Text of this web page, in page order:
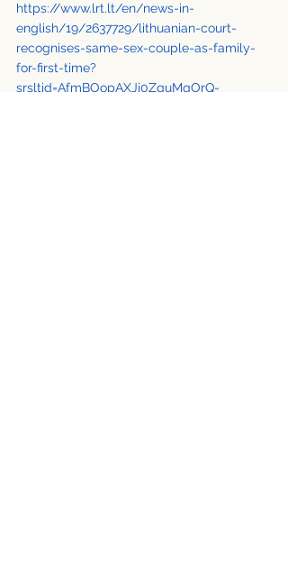
https://www.lrt.lt/en/news-in-
english/19/2637729/lithuanian-court-
recognises-same-sex-couple-as-family-
for-first-time?
srsltid=AfmBOopAXJj0ZquMqOrQ-